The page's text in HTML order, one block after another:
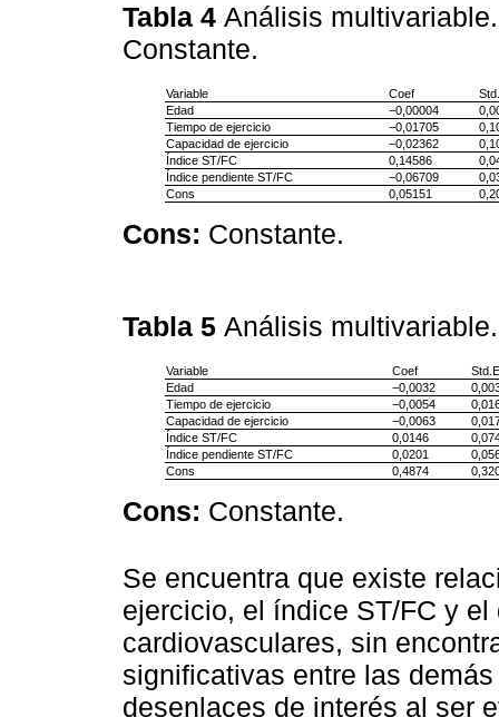
Tabla 4 Análisis
Constante.
Variable Coef
Edad
−0,00004
Tiempo de ejercicio
−0,01705
Capacidad de ejercicio
−0,02362
Índice ST/FC
0,14586
Índice pendiente ST/FC
−0,06709
Cons
0,05151
Cons: Constante.
Tabla 5 Análisis
Variable Coef
Std.E
Edad
−0,0032
Tiempo de ejercicio
−0,0054
Capacidad de ejercicio
−0,0063
Índice ST/FC
0,0146
Índice pendiente ST/FC
0,0201
Cons
0,4874
Cons: Constante.
Se encuentra que existe
ejercicio, el índice ST/FC y
cardiovasculares, sin
significativas entre las
desenlaces de interés al ser